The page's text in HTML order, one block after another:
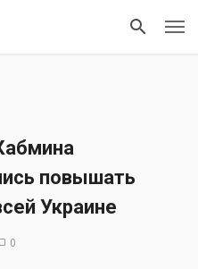
повышать
Украине
0